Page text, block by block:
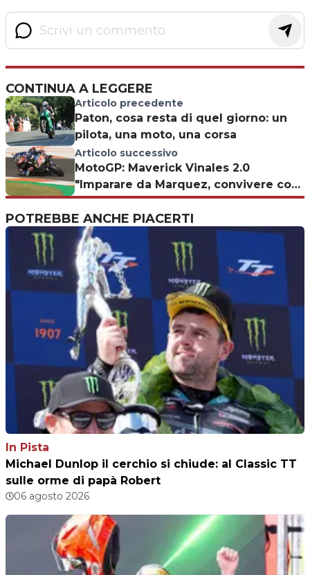
CONTINUA A LEGGERE
Articolo precedente
Paton, cosa resta di quel giorno: un
pilota, una moto, una corsa
Articolo successivo
MotoGP: Maverick Vinales 2.0
"Imparare da Marquez, convivere con
Rossi"
POTREBBE ANCHE PIACERTI
In Pista
Michael Dunlop il cerchio si chiude: al Classic TT
sulle orme di papà Robert
06 agosto 2026